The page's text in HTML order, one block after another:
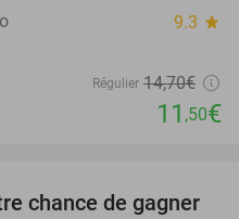
9.3 star
Régulier 14,70€
11 ,50€
chance de gagner